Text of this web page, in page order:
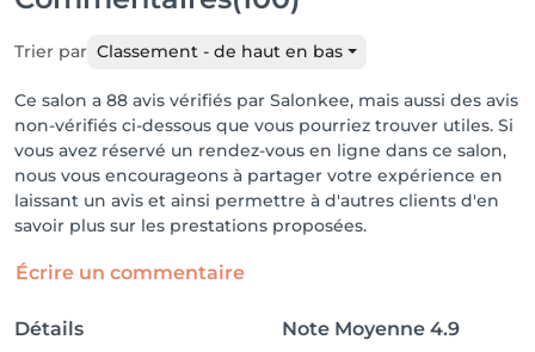
Trier par Classement - de haut en bas
Ce salon a 88 avis vérifiés par Salonkee, mais aussi des avis
non-vérifiés ci-dessous que vous pourriez trouver utiles. Si
vous avez réservé un rendez-vous en ligne dans ce salon,
nous vous encourageons à partager votre expérience en
laissant un avis et ainsi permettre à d'autres clients d'en
savoir plus sur les prestations proposées.
Écrire un commentaire
Détails Note Moyenne 4.9